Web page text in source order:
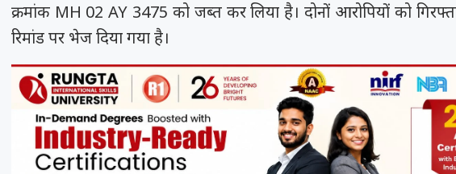
क्रमांक MH 02 AY 3475 को जब्त कर लिया है। दोनों आरोपियों को
रिमांड पर भेज दिया गया है।
कंगना ने Gen Z को कहा
सुप्रीम कोर्ट का समय रैना समेत 6
रूंगटा यूनिवर्सिटी के फिल्म